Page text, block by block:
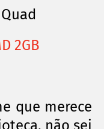
Quad
2GB
que merece
não sei